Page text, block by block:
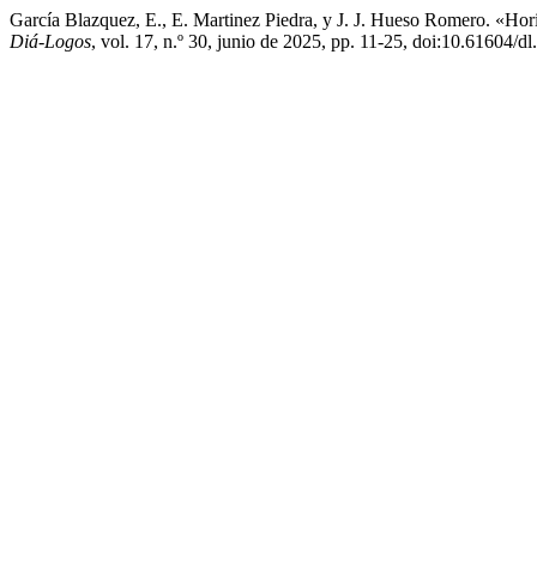
García Blazquez, E., E. Martinez Piedra, y J. J. Hueso Romero.
Diá-Logos, vol. 17, n.º 30, junio de 2025, pp. 11-25, doi:10.61604/